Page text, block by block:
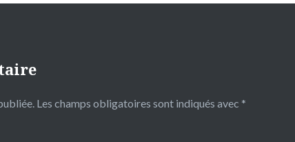
Les champs obligatoires sont indiqués avec *